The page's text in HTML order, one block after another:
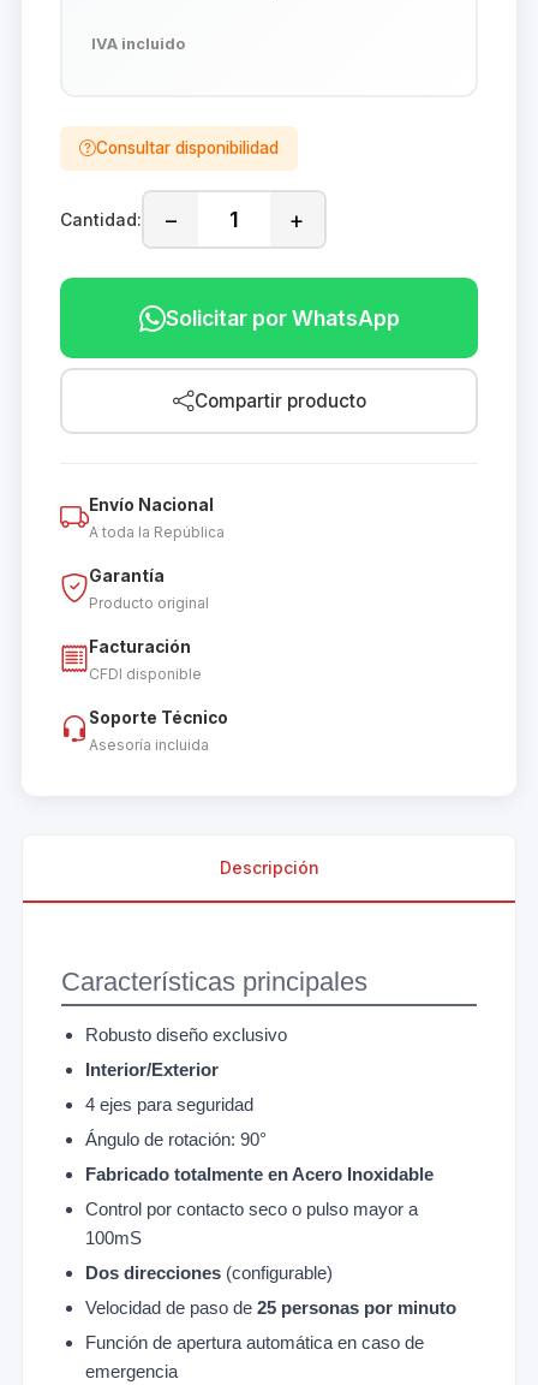
IVA incluido
Consultar disponibilidad
Cantidad: − +
Solicitar por WhatsApp
Compartir producto
Envío Nacional
A toda la República
Garantía
Producto original
Facturación
CFDI disponible
Soporte Técnico
Asesoría incluida
Descripción
Características principales
Robusto diseño exclusivo
Interior/Exterior
4 ejes para seguridad
Ángulo de rotación: 90°
Fabricado totalmente en Acero Inoxidable
Control por contacto seco o pulso mayor a
100mS
Dos direcciones(configurable)
Velocidad de paso de 25 personas por minuto
Función de apertura automática en caso de
emergencia